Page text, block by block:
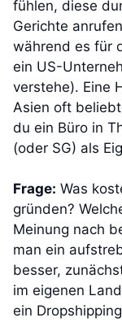
fühlen, diese
Gerichte
während es für
ein US-
verstehe). Eine
Asien oft
du ein Büro in
(oder SG) als
Frage: Was
gründen?
Meinung nach
man ein
besser,
im eigenen
ein